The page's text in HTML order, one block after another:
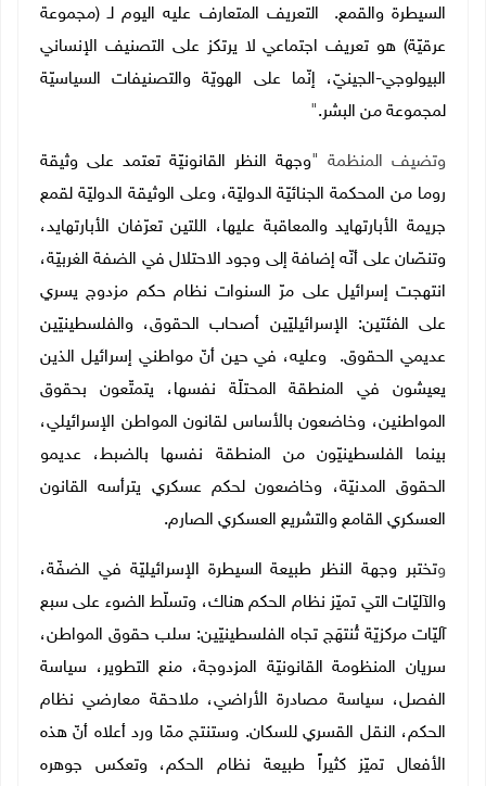
السيطرة والقمع. التعريف المتعارف عليه اليوم لـ (مجموعة
عرقيّة) هو تعريف اجتماعي لا يرتكز على التصنيف الإنساني
البيولوجي-الجينيّ، إنّما على الهويّة والتصنيفات السياسيّة
لمجموعة من البشر."
وتضيف المنظمة "وجهة النظر القانونيّة تعتمد على وثيقة
روما من المحكمة الجنائيّة الدوليّة، وعلى الوثيقة الدوليّة لقمع
جريمة الأبارتهايد والمعاقبة عليها، اللتين تعرّفان الأبارتهايد،
وتنصّان على أنّه إضافة إلى وجود الاحتلال في الضفة الغربيّة،
انتهجت إسرائيل على مرّ السنوات نظام حكم مزدوج يسري
على الفئتين: الإسرائيليّين أصحاب الحقوق، والفلسطينيّين
عديمي الحقوق. وعليه، في حين أنّ مواطني إسرائيل الذين
يعيشون في المنطقة المحتلّة نفسها، يتمتّعون بحقوق
المواطنين، وخاضعون بالأساس لقانون المواطن الإسرائيلي،
بينما الفلسطينيّون من المنطقة نفسها بالضبط، عديمو
الحقوق المدنيّة، وخاضعون لحكم عسكري يترأسه القانون
العسكري القامع والتشريع العسكري الصارم.
وتختبر وجهة النظر طبيعة السيطرة الإسرائيليّة في الضفّة،
والآليّات التي تميّز نظام الحكم هناك، وتسلّط الضوء على سبع
آليّات مركزيّة تُنتهَج تجاه الفلسطينيّين: سلب حقوق المواطن،
سريان المنظومة القانونيّة المزدوجة، منع التطوير، سياسة
الفصل، سياسة مصادرة الأراضي، ملاحقة معارضي نظام
الحكم، النقل القسري للسكان. وستنتج ممّا ورد أعلاه أنّ هذه
الأفعال تميّز كثيراً طبيعة نظام الحكم، وتعكس جوهره